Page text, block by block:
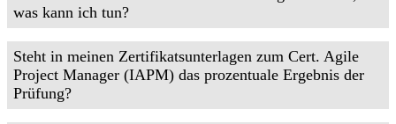
was kann ich tun?
Steht in meinen Zertifikatsunterlagen zum Cert. Agile
Project Manager (IAPM) das prozentuale Ergebnis der
Prüfung?